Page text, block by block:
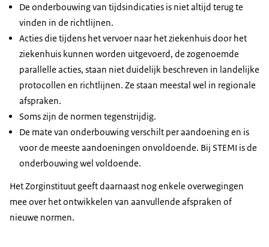
De onderbouwing van tijdsindicaties is niet altijd terug te
vinden in de richtlijnen.
Acties die tijdens het vervoer naar het ziekenhuis door het
ziekenhuis kunnen worden uitgevoerd, de zogenoemde
parallelle acties, staan niet duidelijk beschreven in landelijke
protocollen en richtlijnen. Ze staan meestal wel in regionale
afspraken.
Soms zijn de normen tegenstrijdig.
De mate van onderbouwing verschilt per aandoening en is
voor de meeste aandoeningen onvoldoende. Bij STEMI is de
onderbouwing wel voldoende.
Het Zorginstituut geeft daarnaast nog enkele overwegingen
mee over het ontwikkelen van aanvullende afspraken of
nieuwe normen.